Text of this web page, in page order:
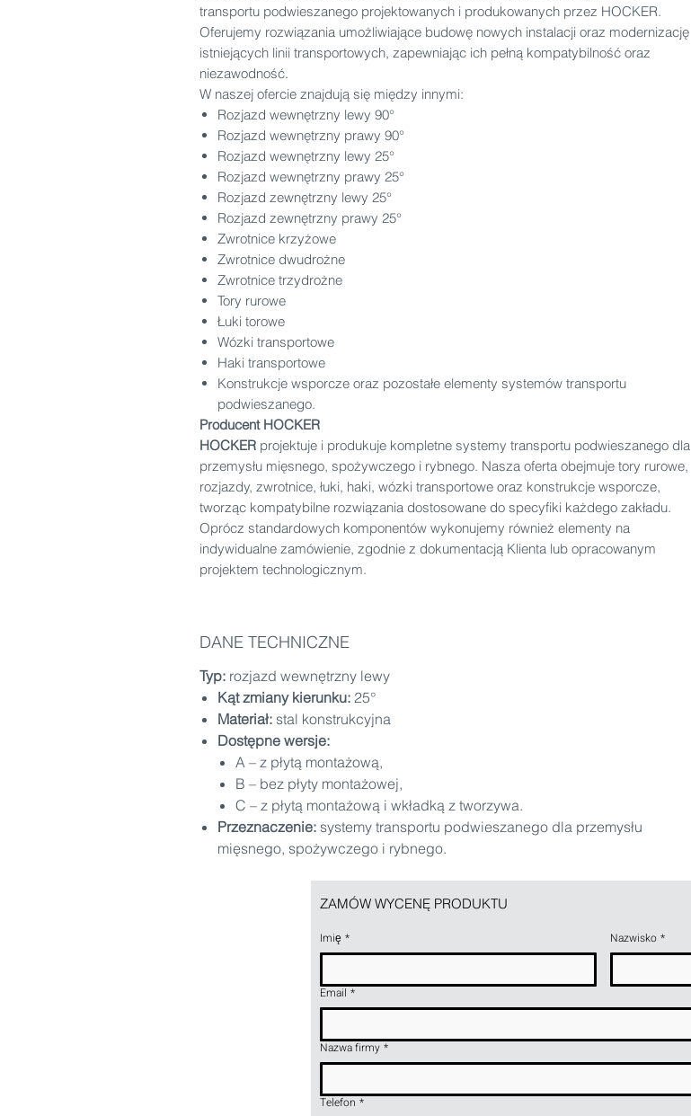
transportu podwieszanego projektowanych i produkowanych przez HOCKER.
Oferujemy rozwiązania umożliwiające budowę nowych instalacji oraz modernizację
istniejących linii transportowych, zapewniając ich pełną kompatybilność oraz
niezawodność.
W naszej ofercie znajdują się między innymi:
Rozjazd wewnętrzny lewy 90°
Rozjazd wewnętrzny prawy 90°
Rozjazd wewnętrzny lewy 25°
Rozjazd wewnętrzny prawy 25°
Rozjazd zewnętrzny lewy 25°
Rozjazd zewnętrzny prawy 25°
Zwrotnice krzyżowe
Zwrotnice dwudrożne
Zwrotnice trzydrożne
Tory rurowe
Łuki torowe
Wózki transportowe
Haki transportowe
Konstrukcje wsporcze oraz pozostałe elementy systemów transportu
podwieszanego.
Producent HOCKER
HOCKER projektuje i produkuje kompletne systemy transportu podwieszanego dla
przemysłu mięsnego, spożywczego i rybnego. Nasza oferta obejmuje tory rurowe,
rozjazdy, zwrotnice, łuki, haki, wózki transportowe oraz konstrukcje wsporcze,
tworząc kompatybilne rozwiązania dostosowane do specyfiki każdego zakładu.
Oprócz standardowych komponentów wykonujemy również elementy na
indywidualne zamówienie, zgodnie z dokumentacją Klienta lub opracowanym
projektem technologicznym.
DANE TECHNICZNE
Typ: rozjazd wewnętrzny lewy
Kąt zmiany kierunku: 25°
Materiał: stal konstrukcyjna
Dostępne wersje:
A – z płytą montażową,
B – bez płyty montażowej,
C – z płytą montażową i wkładką z tworzywa.
Przeznaczenie: systemy transportu podwieszanego dla przemysłu
mięsnego, spożywczego i rybnego.
ZAMÓW WYCENĘ PRODUKTU
Imię * Nazwisko *
Email *
Nazwa firmy *
Telefon *